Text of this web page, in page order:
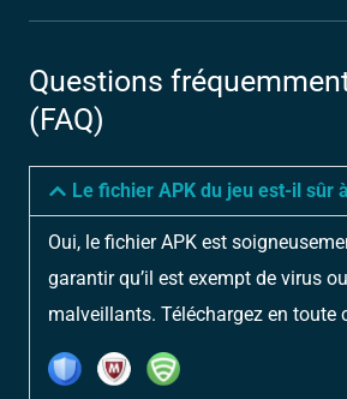
Questions
(FAQ)
Le fichier APK du jeu est-il sûr
Oui, le fichier APK est
garantir qu’il est exempt de virus
malveillants. Téléchargez en toute